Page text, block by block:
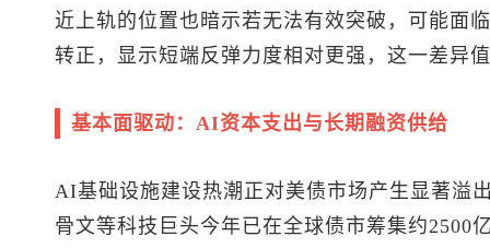
近上轨的位置也暗示若无法有效突破，可能面
转正，显示短端反弹力度相对更强，这一差异
基本面驱动：AI资本支出与长期融资供给
AI基础设施建设热潮正对美债市场产生显著溢
骨文等科技巨头今年已在全球债市筹集约2500